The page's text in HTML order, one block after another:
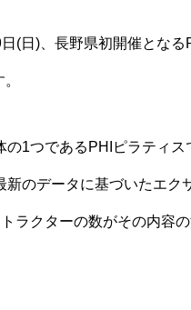
(日)、長野県初開催となる
1つであるPHIピラティス
のデータに基づいたエク
ラクターの数がその内容